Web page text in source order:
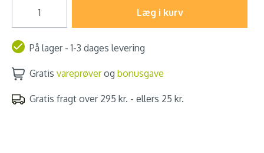
Læg i kurv
På lager - 1-3 dages levering
Gratis vareprøverog bonusgave
Gratis fragt over 295 kr. - ellers 25 kr.